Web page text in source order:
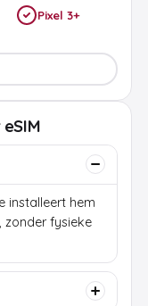
Pixel 3+
installeert hem
fysieke